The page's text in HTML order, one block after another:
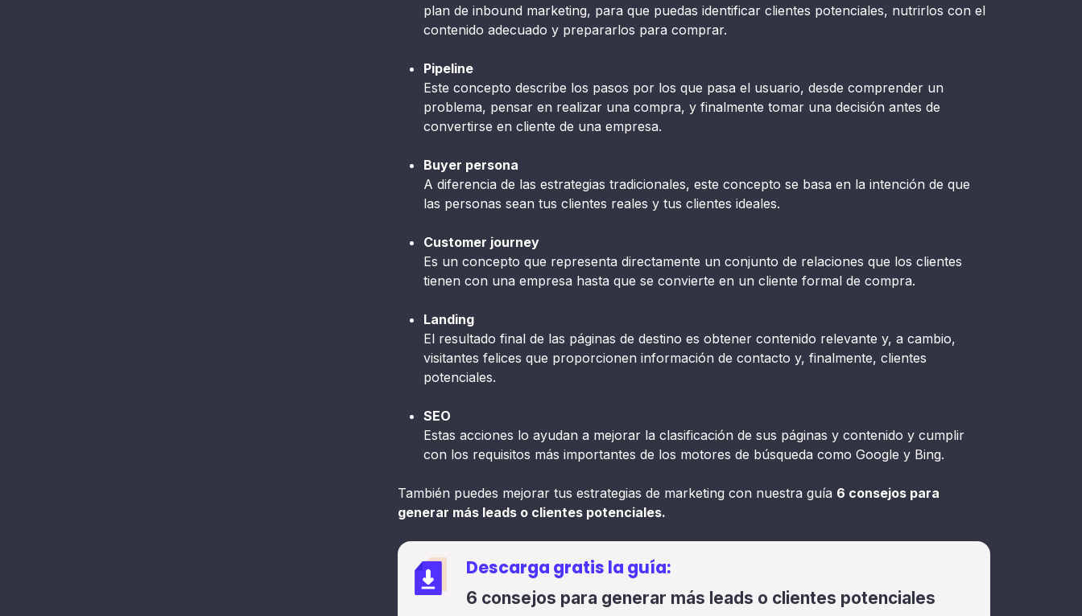
plan de inbound marketing, para que puedas identificar clientes potenciales, nutrirlos con el
contenido adecuado y prepararlos para comprar.
Pipeline
Este concepto describe los pasos por los que pasa el usuario, desde comprender un
problema, pensar en realizar una compra, y finalmente tomar una decisión antes de
convertirse en cliente de una empresa.
Buyer persona
A diferencia de las estrategias tradicionales, este concepto se basa en la intención de que
las personas sean tus clientes reales y tus clientes ideales.
Customer journey
Es un concepto que representa directamente un conjunto de relaciones que los clientes
tienen con una empresa hasta que se convierte en un cliente formal de compra.
Landing
El resultado final de las páginas de destino es obtener contenido relevante y, a cambio,
visitantes felices que proporcionen información de contacto y, finalmente, clientes
potenciales.
SEO
Estas acciones lo ayudan a mejorar la clasificación de sus páginas y contenido y cumplir
con los requisitos más importantes de los motores de búsqueda como Google y Bing.
También puedes mejorar tus estrategias de marketing con nuestra guía 6 consejos para
generar más leads o clientes potenciales.
Descarga gratis la guía:
6 consejos para generar más leads o clientes potenciales